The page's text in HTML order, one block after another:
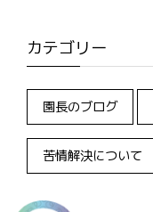
カテゴリー
園長のブログ
苦情解決について